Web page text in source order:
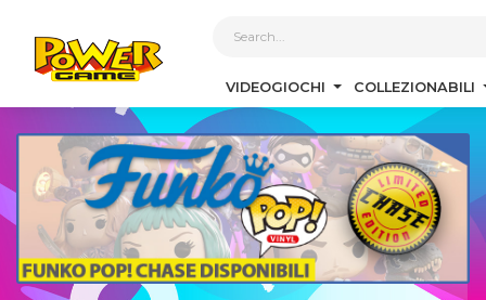
VIDEOGIOCHI COLLEZIONABILI